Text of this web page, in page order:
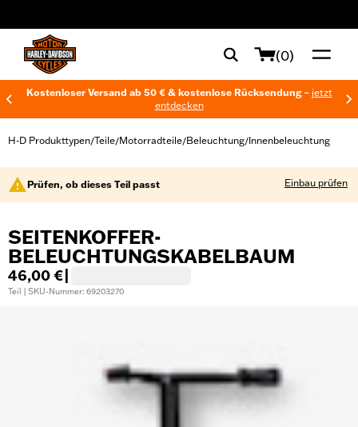
(0)
Kostenloser Versand ab 50 € & kostenlose Rücksendung – jetzt
entdecken
H-D Produkttypen/Teile/Motorradteile/Beleuchtung/Innenbeleuchtung
Prüfen, ob dieses Teil passt Einbau prüfen
SEITENKOFFER-
BELEUCHTUNGSKABELBAUM
46,00 €
Teil | SKU-Nummer: 69203270